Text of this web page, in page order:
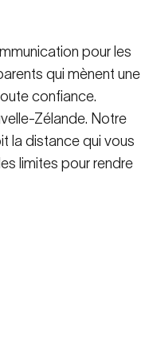
pour les
qui mènent une
confiance.
Zélande. Notre
la distance qui vous
limites pour rendre